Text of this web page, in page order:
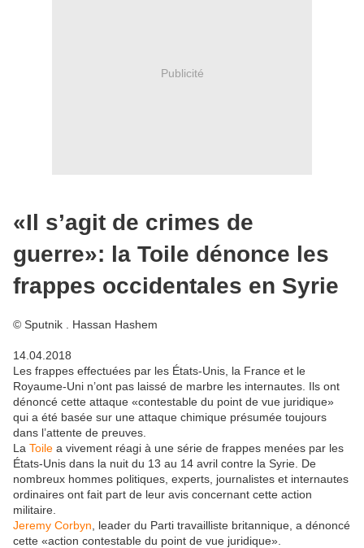
Publicité
«Il s’agit de crimes de
guerre»: la Toile dénonce les
frappes occidentales en Syrie
© Sputnik . Hassan Hashem
14.04.2018
Les frappes effectuées par les États-Unis, la France et le
Royaume-Uni n’ont pas laissé de marbre les internautes. Ils ont
dénoncé cette attaque «contestable du point de vue juridique»
qui a été basée sur une attaque chimique présumée toujours
dans l’attente de preuves.
La Toile a vivement réagi à une série de frappes menées par les
États-Unis dans la nuit du 13 au 14 avril contre la Syrie. De
nombreux hommes politiques, experts, journalistes et internautes
ordinaires ont fait part de leur avis concernant cette action
militaire.
Jeremy Corbyn , leader du Parti travailliste britannique, a dénoncé
cette «action contestable du point de vue juridique».